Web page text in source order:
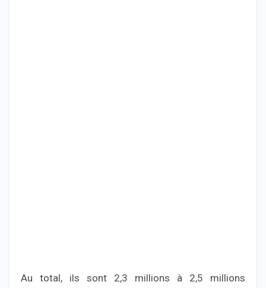
Au total, ils sont 2,3 millions à 2,5 millions